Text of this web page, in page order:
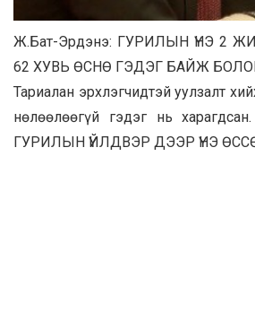
Ж.Бат-Эрдэнэ: ГУРИЛЫН ҮНЭ 2
62 ХУВЬ ӨСНӨ ГЭДЭГ БАЙЖ
Тариалан эрхлэгчидтэй уулзалт
нөлөөлөөгүй гэдэг нь
ГУРИЛЫН ҮЙЛДВЭР ДЭЭР ҮНЭ